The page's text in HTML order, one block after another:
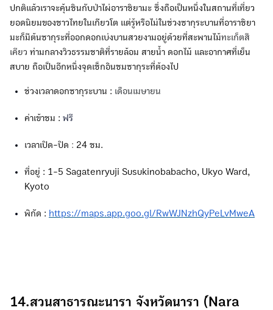
ปกติแล้วเราจะคุ้นชินกับป่าไผ่อาราชิยามะ ซึ่งถือเป็นหนึ่งในสถานที่เที่ยว
ยอดนิยมของชาวไทยในเกียวโต แต่รู้หรือไม่ในช่วงซากุระบานที่อาราชิยา
มะก็มีต้นซากุระที่ออกดอกเบ่งบานสวยงามอยู่ด้วยที่สะพานไม้ทะเก็ตสึ
เคียว ท่ามกลางวิวธรรมชาติที่รายล้อม สายน้ำ ดอกไม้ และอากาศที่เย็น
สบาย ถือเป็นอีกหนึ่งจุดเช็กอินชมซากุระที่ต้องไป
ช่วงเวลาดอกซากุระบาน : เดือนเมษายน
ค่าเข้าชม : ฟรี
เวลาเปิด-ปิด : 24 ชม.
ที่อยู่ : 1-5 Sagatenryuji Susukinobabacho, Ukyo Ward,
Kyoto
พิกัด : https://maps.app.goo.gl/RwWJNzhQyPeLvMweA
14.สวนสาธารณะนารา จังหวัดนารา (์Nara